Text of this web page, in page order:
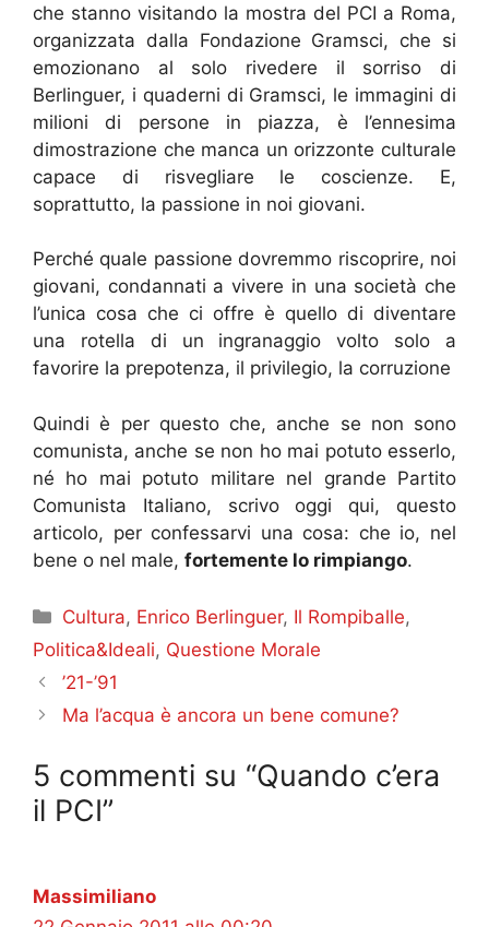
che stanno visitando la mostra del PCI a Roma,
organizzata dalla Fondazione Gramsci, che si
emozionano al solo rivedere il sorriso di
Berlinguer, i quaderni di Gramsci, le immagini di
milioni di persone in piazza, è l’ennesima
dimostrazione che manca un orizzonte culturale
capace di risvegliare le coscienze. E,
soprattutto, la passione in noi giovani.
Perché quale passione dovremmo riscoprire, noi
giovani, condannati a vivere in una società che
l’unica cosa che ci offre è quello di diventare
una rotella di un ingranaggio volto solo a
favorire la prepotenza, il privilegio, la corruzione
Quindi è per questo che, anche se non sono
comunista, anche se non ho mai potuto esserlo,
né ho mai potuto militare nel grande Partito
Comunista Italiano, scrivo oggi qui, questo
articolo, per confessarvi una cosa: che io, nel
bene o nel male, fortemente lo rimpiango.
Categorie
Cultura, Enrico Berlinguer, Il Rompiballe,
Politica&Ideali, Questione Morale
’21-’91
Ma l’acqua è ancora un bene comune?
5 commenti su “Quando c’era
il PCI”
Massimiliano